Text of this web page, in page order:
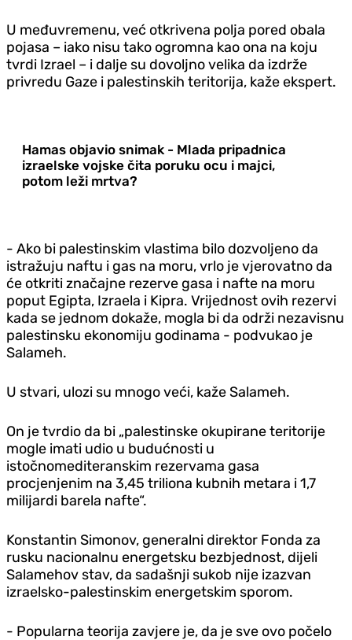
U međuvremenu, već otkrivena polja pored obala
pojasa – iako nisu tako ogromna kao ona na koju
tvrdi Izrael – i dalje su dovoljno velika da izdrže
privredu Gaze i palestinskih teritorija, kaže ekspert.
Hamas objavio snimak - Mlada pripadnica
izraelske vojske čita poruku ocu i majci,
potom leži mrtva?
- Ako bi palestinskim vlastima bilo dozvoljeno da
istražuju naftu i gas na moru, vrlo je vjerovatno da
će otkriti značajne rezerve gasa i nafte na moru
poput Egipta, Izraela i Kipra. Vrijednost ovih rezervi
kada se jednom dokaže, mogla bi da održi nezavisnu
palestinsku ekonomiju godinama - podvukao je
Salameh.
U stvari, ulozi su mnogo veći, kaže Salameh.
On je tvrdio da bi „palestinske okupirane teritorije
mogle imati udio u budućnosti u
istočnomediteranskim rezervama gasa
procjenjenim na 3,45 triliona kubnih metara i 1,7
milijardi barela nafte“.
Konstantin Simonov, generalni direktor Fonda za
rusku nacionalnu energetsku bezbjednost, dijeli
Salamehov stav, da sadašnji sukob nije izazvan
izraelsko-palestinskim energetskim sporom.
- Popularna teorija zavjere je, da je sve ovo počelo